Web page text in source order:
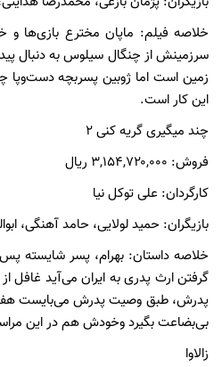
خلاصه فیلم: ماپان مخترع بازی‌ها و
سرزمینش از چنگال سیلوس به دنبال
زمین است اما ژوبین پسربچه‌ دست‌و‌پا
این کار است.
چند میگیری گریه کنی ۲
فروش: ۳,۱۵۴,۷۲۰,۰۰۰ ریال
کارگردان: علی توکل نیا
بازیگران: حمید لولایی، حامد آهنگی،
خلاصه داستان: بهرام، پسر شایسته
گرفتن ارث پدری به ایران می‌آید غافل
پدرش، طبق وصیت پدرش می‌بایست هفت
بی‌بضاعت بگیرد وخودش هم در این
زالاوا